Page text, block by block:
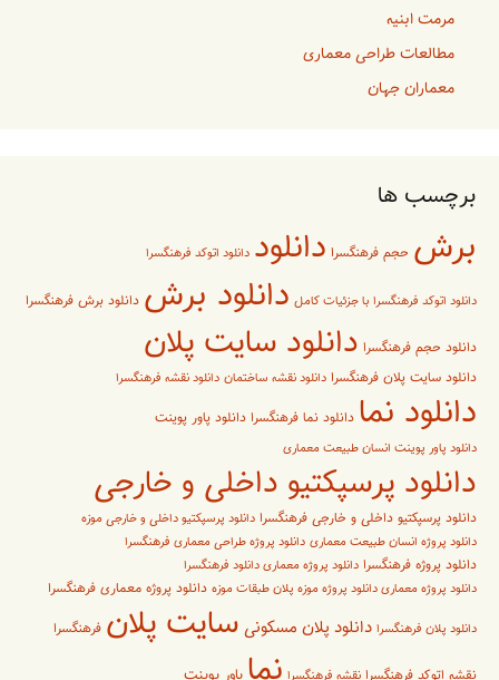
مرمت ابنیه
مطالعات طراحی معماری
معماران جهان
برچسب ها
برش حجم فرهنگسرا دانلود دانلود اتوکد فرهنگسرا
دانلود اتوکد فرهنگسرا با جزئیات کامل دانلود برش دانلود برش فرهنگسرا
دانلود حجم فرهنگسرا دانلود سایت پلان
دانلود سایت پلان فرهنگسرا دانلود نقشه ساختمان دانلود نقشه فرهنگسرا
دانلود نما دانلود نما فرهنگسرا دانلود پاور پوینت
دانلود پاور پوینت انسان طبیعت معماری
دانلود پرسپکتیو داخلی و خارجی
دانلود پرسپکتیو داخلی و خارجی فرهنگسرا دانلود پرسپکتیو داخلی و خارجی موزه
دانلود پروژه انسان طبیعت معماری دانلود پروژه طراحی معماری فرهنگسرا
دانلود پروژه فرهنگسرا دانلود پروژه معماری دانلود فرهنگسرا
دانلود پروژه معماری دانلود پروژه موزه پلان طبقات موزه دانلود پروژه معماری فرهنگسرا
دانلود پلان فرهنگسرا دانلود پلان مسکونی سایت پلان فرهنگسرا
نقشه اتوکد فرهنگسرا